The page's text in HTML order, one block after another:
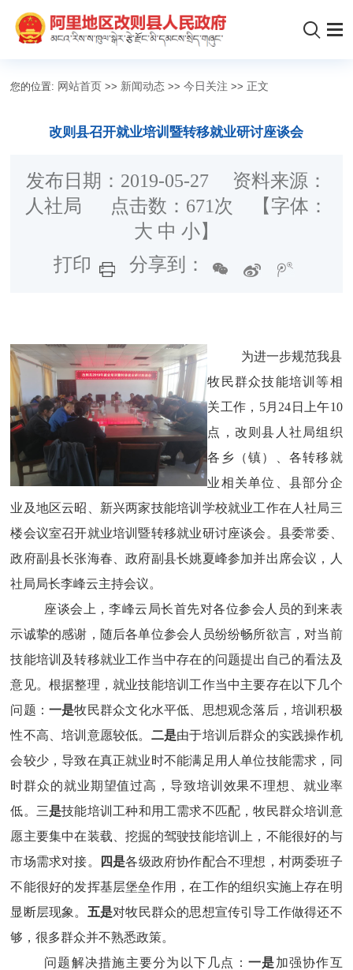
您的位置: 网站首页 >> 新闻动态 >>今日关注 >> 正文
改则县召开就业培训暨转移就业研讨座谈会
发布日期：2019-05-27 资料来源：
人社局 点击数： 671次 【字体：
大 中 小】
打印
分享到：
为进一步规范我县
牧民群众技能培训等相
关工作， 5月24日上午10
点，改则县人社局组织
各乡（镇）、各转移就
业相关单位、县部分企
业及地区云昭、新兴两家技能培训学校就业工作在人社局三
楼会议室召开就业培训暨转移就业研讨座谈会。县委常委、
政府副县长张海春、政府副县长姚夏峰参加并出席会议，人
社局局长李峰云主持会议。
座谈会上，李峰云局长首先对各位参会人员的到来表
示诚挚的感谢，随后各单位参会人员纷纷畅所欲言，对当前
技能培训及转移就业工作当中存在的问题提出自己的看法及
意见。根据整理，就业技能培训工作当中主要存在以下几个
问题：一是牧民群众文化水平低、思想观念落后，培训积极
性不高、培训意愿较低。 二是由于培训后群众的实践操作机
会较少，导致在真正就业时不能满足用人单位技能需求，同
时群众的就业期望值过高，导致培训效果不理想、就业率
低。三是技能培训工种和用工需求不匹配，牧民群众培训 意
愿主要集中在装载、挖掘的驾驶技能培训上，不能很好的与
市场需求对接。
四是各级政府协作配合不理想，村两委班子
不能很好的发挥基层堡垒作用，在工作的组织实施上存在明
显断层现象。 五是对牧民群众的思想宣传引导工作做得还不
够，很多群众并不熟悉政策。
问题解决措施主要分为以下几点： 一是加强协作互